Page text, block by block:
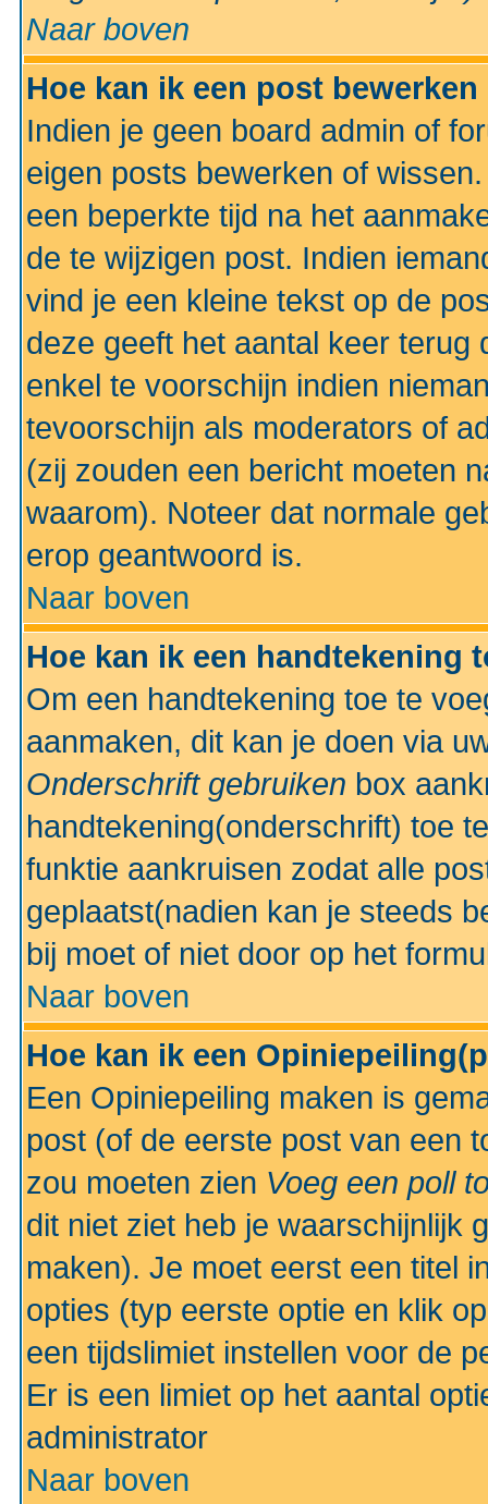
Naar boven
Hoe kan ik een post
Indien je geen board admin of
eigen posts bewerken of
een beperkte tijd na het
de te wijzigen post. Indien
vind je een kleine tekst op de
deze geeft het aantal keer terug
enkel te voorschijn indien
tevoorschijn als moderators of
(zij zouden een bericht moeten
waarom). Noteer dat normale
erop geantwoord is.
Naar boven
Hoe kan ik een handtekening
Om een handtekening toe te
aanmaken, dit kan je doen via
Onderschrift gebruiken box
handtekening(onderschrift) toe
funktie aankruisen zodat alle
geplaatst(nadien kan je steeds
bij moet of niet door op het
Naar boven
Hoe kan ik een
Een Opiniepeiling maken is
post (of de eerste post van een
zou moeten zien Voeg een poll
dit niet ziet heb je waarschijnlijk
maken). Je moet eerst een titel
opties (typ eerste optie en klik
een tijdslimiet instellen voor de
Er is een limiet op het aantal
administrator
Naar boven